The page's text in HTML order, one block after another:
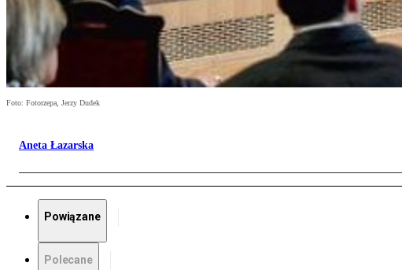
Foto: Fotorzepa, Jerzy Dudek
Aneta Łazarska
Powiązane
Polecane